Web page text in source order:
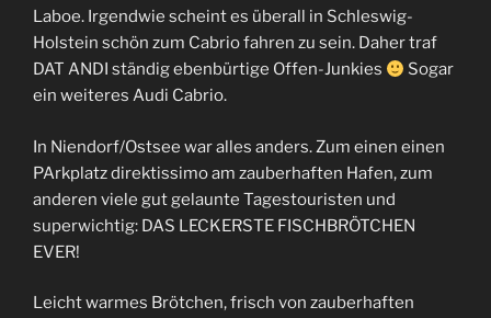
Laboe. Irgendwie scheint es überall in Schleswig-
Holstein schön zum Cabrio fahren zu sein. Daher traf
DAT ANDI ständig ebenbürtige Offen-Junkies
Sogar
ein weiteres Audi Cabrio.
In Niendorf/Ostsee war alles anders. Zum einen einen
PArkplatz direktissimo am zauberhaften Hafen, zum
anderen viele gut gelaunte Tagestouristen und
superwichtig: DAS LECKERSTE FISCHBRÖTCHEN
EVER!
Leicht warmes Brötchen, frisch von zauberhaften